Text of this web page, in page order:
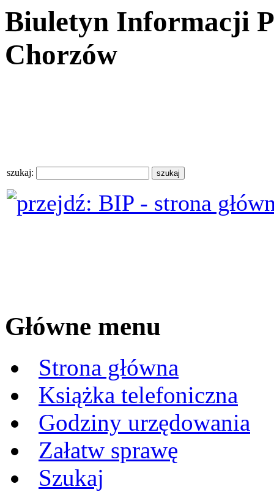
Biuletyn Informacji
Chorzów
szukaj:
Główne menu
Strona główna
Książka telefoniczna
Godziny urzędowania
Załatw sprawę
Szukaj